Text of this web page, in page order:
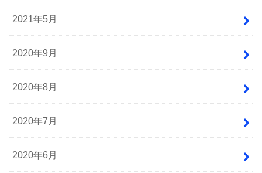
2021年5月
2020年9月
2020年8月
2020年7月
2020年6月